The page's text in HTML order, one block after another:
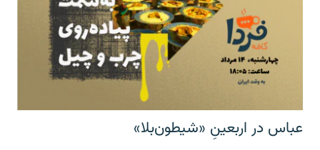
عباس در اربعینِ «شیطون‌بلا»